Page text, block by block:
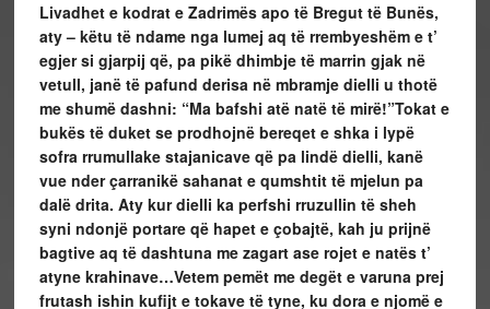
Livadhet e kodrat e Zadrimës apo të Bregut të Bunës,
aty – këtu të ndame nga lumej aq të rrembyeshëm e t’
egjer si gjarpij që, pa pikë dhimbje të marrin gjak në
vetull, janë të pafund derisa në mbramje dielli u thotë
me shumë dashni: “Ma bafshi atë natë të mirë!”Tokat e
bukës të duket se prodhojnë bereqet e shka i lypë
sofra rrumullake stajanicave që pa lindë dielli, kanë
vue nder çarranikë sahanat e qumshtit të mjelun pa
dalë drita. Aty kur dielli ka perfshi rruzullin të sheh
syni ndonjë portare që hapet e çobajtë, kah ju prijnë
bagtive aq të dashtuna me zagart ase rojet e natës t’
atyne krahinave…Vetem pemët me degët e varuna prej
frutash ishin kufijt e tokave të tyne, ku dora e njomë e